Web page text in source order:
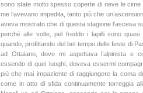
sono state molto spesso coperte di neve le cime
me l’avevano impedita, tanto più che
aveva mostrato che di questa stagione l’ascesa
perché alle volte, pel freddo i lapilli sono quasi
quando, profittando del bel tempo delle feste di
ad Ottaiano, dove mi aspettava l’alpinista e
essendo di quei luoghi, doveva essermi
più che mai impaziente di raggiungere la coma
come in atto di sfida continuamente torreggia